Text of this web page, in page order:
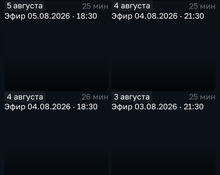
5 августа
25 мин
Эфир 05.08.2026 · 18:30
4 августа
25 мин
Эфир 04.08.2026 · 21:30
4 августа
26 мин
Эфир 04.08.2026 · 18:30
3 августа
25 мин
Эфир 03.08.2026 · 21:30